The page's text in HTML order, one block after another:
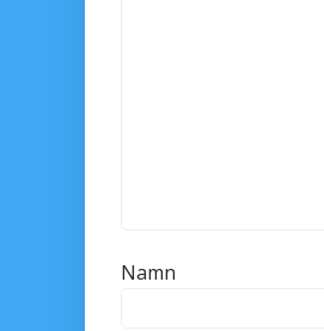
Namn